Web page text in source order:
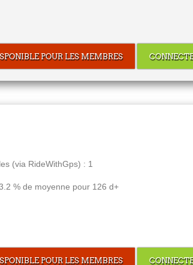
POUR LES MEMBRES
(via RideWithGps) : 1
% de moyenne pour 126 d+
POUR LES MEMBRES